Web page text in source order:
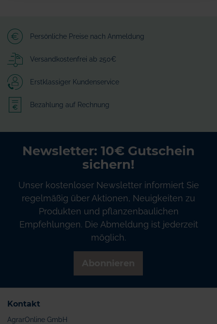
Persönliche Preise nach Anmeldung
Versandkostenfrei ab 250€
Erstklassiger Kundenservice
Bezahlung auf Rechnung
Newsletter: 10€ Gutschein
sichern!
Unser kostenloser Newsletter informiert Sie
regelmäßig über Aktionen, Neuigkeiten zu
Produkten und pflanzenbaulichen
Empfehlungen. Die Abmeldung ist jederzeit
möglich.
Kontakt
AgrarOnline GmbH